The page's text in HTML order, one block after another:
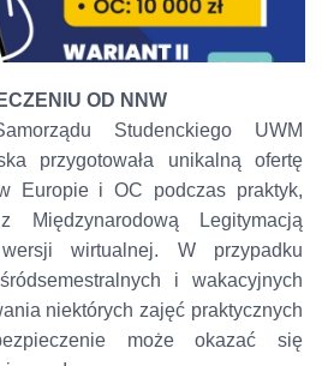
OD NNW
Studenckiego UWM
przygotowała unikalną ofertę
Europie i OC podczas praktyk,
Legitymacją
wirtualnej. W przypadku
i wakacyjnych
niektórych zajęć praktycznych
może okazać się